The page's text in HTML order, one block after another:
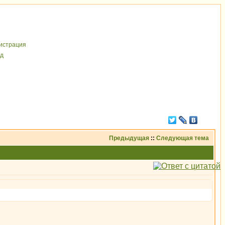
Предыдущая :: Следующая тема